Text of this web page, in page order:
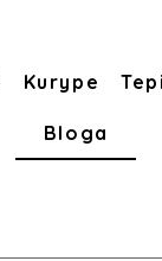
Kurype
Bloga